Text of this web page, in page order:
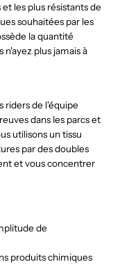
les plus résistants de
souhaitées par les
la quantité
plus jamais à
riders de l'équipe
dans les parcs et
utilisons un tissu
par des doubles
et vous concentrer
de
produits chimiques